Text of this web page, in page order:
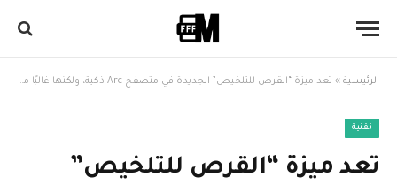
الرئيسية » تعد ميزة “القرص للتلخيص” الجديدة في متصفح Arc ذكية، ولكنها غالبًا ما تفوت العلامة
تقنية
تعد ميزة “القرص للتلخيص”